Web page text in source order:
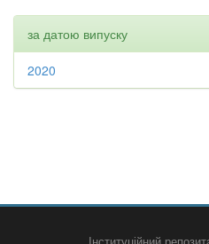
за датою випуску
2020